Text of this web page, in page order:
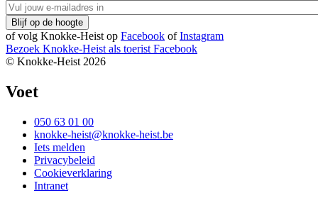
of volg Knokke-Heist op Facebook ofInstagram
Bezoek Knokke-Heist als toerist Facebook
© Knokke-Heist 2026
Voet
050 63 01 00
knokke-heist@knokke-heist.be
Iets melden
Privacybeleid
Cookieverklaring
Intranet